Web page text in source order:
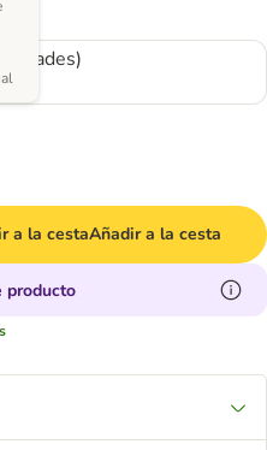
a la cestaAñadir a la cesta
producto